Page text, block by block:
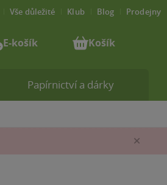
Papírnictví a dárky
Vše důležité Klub Blog Prodejny
E-košík Košík